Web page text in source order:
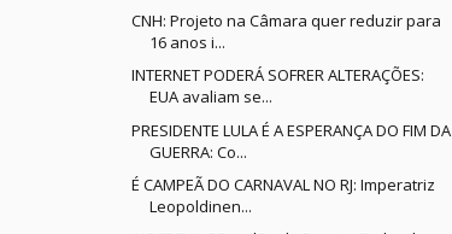
CNH: Projeto na Câmara quer reduzir para
16 anos i...
INTERNET PODERÁ SOFRER ALTERAÇÕES:
EUA avaliam se...
PRESIDENTE LULA É A ESPERANÇA DO FIM DA
GUERRA: Co...
É CAMPEÃ DO CARNAVAL NO RJ: Imperatriz
Leopoldinen...